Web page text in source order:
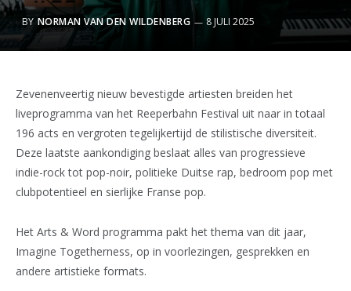
BY NORMAN VAN DEN WILDENBERG 8 JULI 2025
Zevenenveertig nieuw bevestigde artiesten breiden het
liveprogramma van het Reeperbahn Festival uit naar in totaal
196 acts en vergroten tegelijkertijd de stilistische diversiteit.
Deze laatste aankondiging beslaat alles van progressieve
indie-rock tot pop-noir, politieke Duitse rap, bedroom pop met
clubpotentieel en sierlijke Franse pop.
Het Arts & Word programma pakt het thema van dit jaar,
Imagine Togetherness, op in voorlezingen, gesprekken en
andere artistieke formats.